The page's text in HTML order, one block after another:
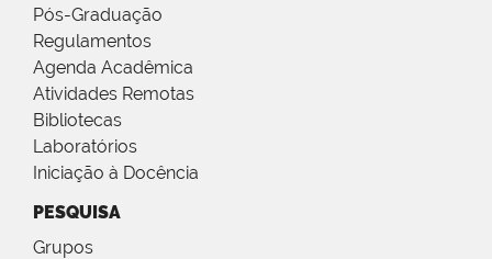
Pós-Graduação
Regulamentos
Agenda Acadêmica
Atividades Remotas
Bibliotecas
Laboratórios
Iniciação à Docência
PESQUISA
Grupos